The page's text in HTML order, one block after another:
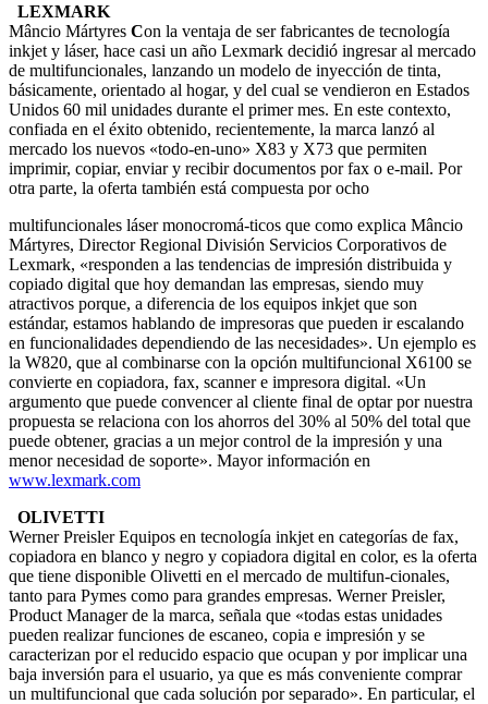
LEXMARK
Mâncio Mártyres Con la ventaja de ser fabricantes de tecnología
inkjet y láser, hace casi un año Lexmark decidió ingresar al mercado
de multifuncionales, lanzando un modelo de inyección de tinta,
básicamente, orientado al hogar, y del cual se vendieron en Estados
Unidos 60 mil unidades durante el primer mes. En este contexto,
confiada en el éxito obtenido, recientemente, la marca lanzó al
mercado los nuevos «todo-en-uno» X83 y X73 que permiten
imprimir, copiar, enviar y recibir documentos por fax o e-mail. Por
otra parte, la oferta también está compuesta por ocho
multifuncionales láser monocromá-ticos que como explica Mâncio
Mártyres, Director Regional División Servicios Corporativos de
Lexmark, «responden a las tendencias de impresión distribuida y
copiado digital que hoy demandan las empresas, siendo muy
atractivos porque, a diferencia de los equipos inkjet que son
estándar, estamos hablando de impresoras que pueden ir escalando
en funcionalidades dependiendo de las necesidades». Un ejemplo es
la W820, que al combinarse con la opción multifuncional X6100 se
convierte en copiadora, fax, scanner e impresora digital. «Un
argumento que puede convencer al cliente final de optar por nuestra
propuesta se relaciona con los ahorros del 30% al 50% del total que
puede obtener, gracias a un mejor control de la impresión y una
menor necesidad de soporte». Mayor información en
www.lexmark.com
OLIVETTI
Werner PreislerEquipos en tecnología inkjet en categorías de fax,
copiadora en blanco y negro y copiadora digital en color, es la oferta
que tiene disponible Olivetti en el mercado de multifun-cionales,
tanto para Pymes como para grandes empresas. Werner Preisler,
Product Manager de la marca, señala que «todas estas unidades
pueden realizar funciones de escaneo, copia e impresión y se
caracterizan por el reducido espacio que ocupan y por implicar una
baja inversión para el usuario, ya que es más conveniente comprar
un multifuncional que cada solución por separado». En particular, el